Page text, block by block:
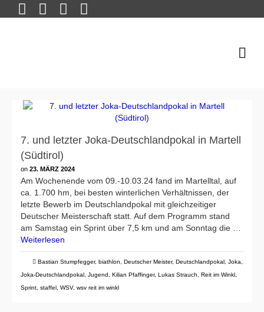
7. und letzter Joka-Deutschlandpokal in Martell
(Südtirol)
on 23. MÄRZ 2024
Am Wochenende vom 09.-10.03.24 fand im Martelltal, auf
ca. 1.700 hm, bei besten winterlichen Verhältnissen, der
letzte Bewerb im Deutschlandpokal mit gleichzeitiger
Deutscher Meisterschaft statt. Auf dem Programm stand
am Samstag ein Sprint über 7,5 km und am Sonntag die …
Weiterlesen
Bastian Stumpfegger, biathlon Deutscher Meister, Deutschlandpokal Joka
Joka-Deutschlandpokal Jugend Kilian Pfaffinger, Lukas Strauch Reit im Winkl
Sprint staffel WSV, wsv reit im winkl